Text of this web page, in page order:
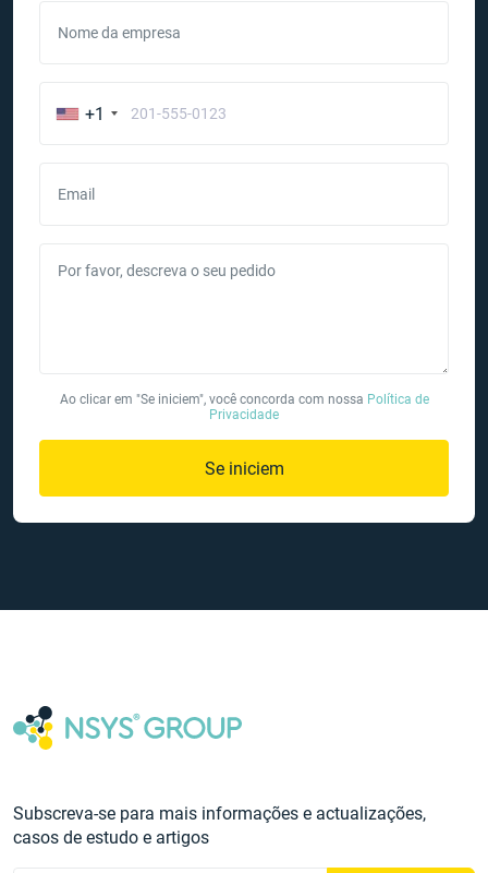
Nome da empresa
+1
Email
Por favor, descreva o seu pedido
Ao clicar em "Se iniciem", você concorda com nossa Política de
Privacidade
Se iniciem
Subscreva-se para mais informações e actualizações,
casos de estudo e artigos